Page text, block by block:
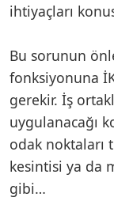
ihtiyaçları
Bu sorunun
fonksiyonuna
gerekir. İş
uygulanacağı
odak noktaları
kesintisi ya da
gibi…